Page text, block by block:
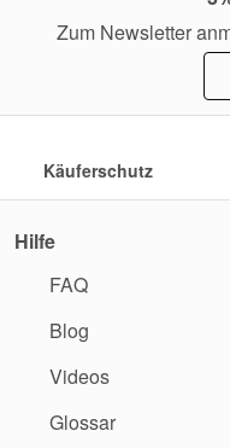
Zum Newsletter
Käuferschutz
Hilfe
FAQ
Blog
Videos
Glossar